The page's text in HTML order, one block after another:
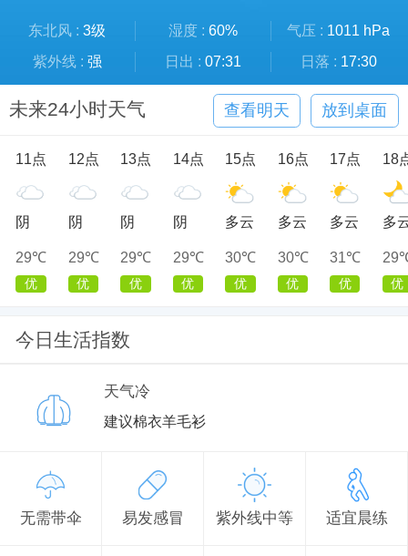
东北风 :3级 湿度 : 60% 气压 : 1011 hPa
紫外线 : 强 日出 : 07:31 日落 : 17:30
未来24小时天气 查看明天 放到桌面
11点
阴
29℃
优
12点
阴
29℃
优
13点
阴
29℃
优
14点
阴
29℃
优
15点
多云
30℃
优
16点
多云
30℃
优
17点
多云
31℃
优
18
多
优
今日生活指数
天气冷
建议棉衣羊毛衫
无需带伞 易发感冒 紫外线中等 适宜晨练